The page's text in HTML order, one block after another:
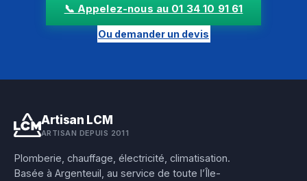
📞 Appelez-nous au 01 34 10 91 61
Ou demander un devis
Artisan LCM
ARTISAN DEPUIS 2011
Plomberie, chauffage, électricité, climatisation.
Basée à Argenteuil, au service de toute l’Île-